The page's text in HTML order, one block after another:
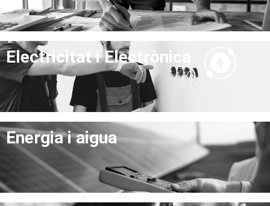
Electricitat i Electrònica
Energia i aigua